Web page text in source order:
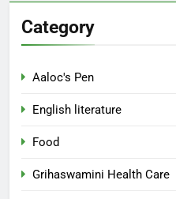
Category
Aaloc's Pen
English literature
Food
Grihaswamini Health Care